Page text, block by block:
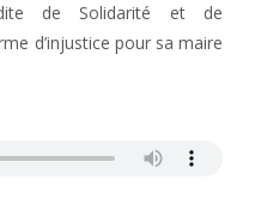
de Solidarité et de
d’injustice pour sa maire